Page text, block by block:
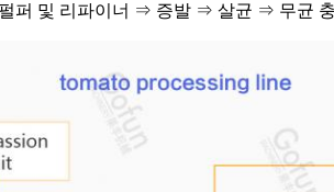
및 리파이너 ⇒ 증발 ⇒ 살균 ⇒ 무균